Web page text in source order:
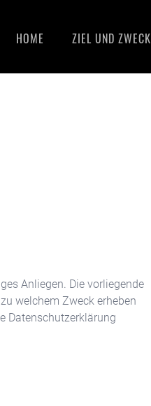
HOME ZIEL UND ZWECK
Anliegen. Die vorliegende
welchem Zweck erheben
Datenschutzerklärung